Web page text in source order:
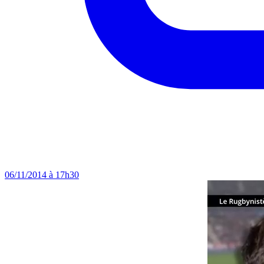
06/11/2014 à 17h30